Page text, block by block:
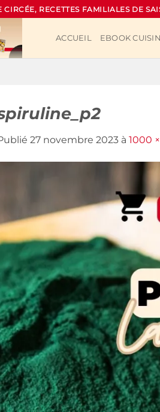
RECETTES FAMILIALES DE
ACCUEIL EBOOK
27 novembre 2023 à 1000